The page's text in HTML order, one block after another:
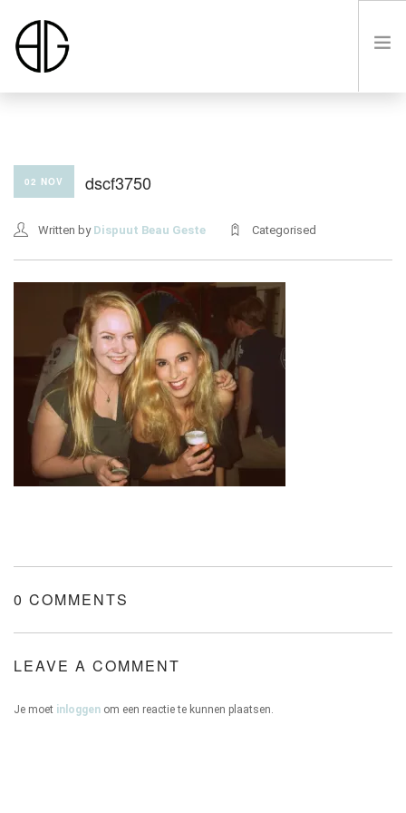
LUSTRUM VIII
LEDEN
02 NOV dscf3750
Written by Dispuut Beau Geste Categorised
0 COMMENTS
LEAVE A COMMENT
Je moet inloggen om een reactie te kunnen plaatsen.